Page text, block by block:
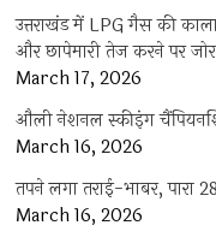
उत्तराखंड में LPG गैस की
और छापेमारी तेज करने पर जोर
March 17, 2026
औली नेशनल स्कीइंग
March 16, 2026
तपने लगा तराई-भाबर, पारा 28
March 16, 2026